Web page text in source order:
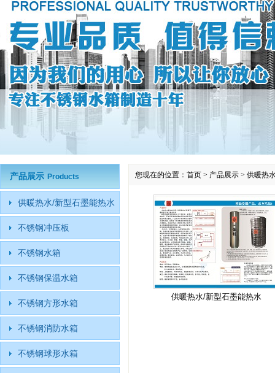
您现在的位置： 首页 > 产品展示 > 供暖热
供暖热水/新型石墨能热水
产品展示 Products
供暖热水/新型石墨能热水
不锈钢冲压板
不锈钢水箱
不锈钢保温水箱
不锈钢方形水箱
不锈钢消防水箱
不锈钢球形水箱